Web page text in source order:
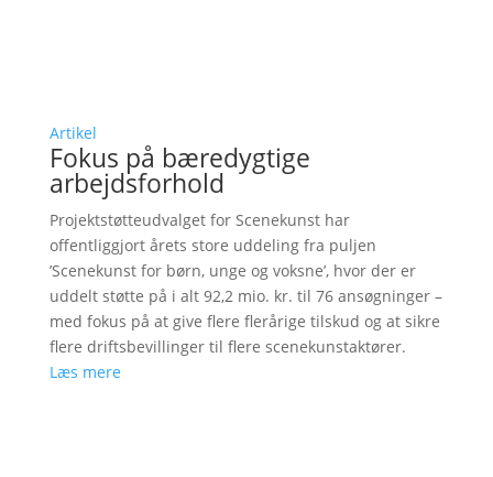
Artikel
Fokus på bæredygtige
arbejdsforhold
Projektstøtteudvalget for Scenekunst har
offentliggjort årets store uddeling fra puljen
’Scenekunst for børn, unge og voksne’, hvor der er
uddelt støtte på i alt 92,2 mio. kr. til 76 ansøgninger –
med fokus på at give flere flerårige tilskud og at sikre
flere driftsbevillinger til flere scenekunstaktører.
Læs mere